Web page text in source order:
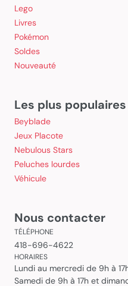
Lego
Livres
Pokémon
Soldes
Nouveauté
Les plus populaires
Beyblade
Jeux Placote
Nebulous Stars
Peluches lourdes
Véhicule
Nous contacter
TÉLÉPHONE
418-696-4622
HORAIRES
Lundi au mercredi de 9h à
Samedi de 9h à 17h et